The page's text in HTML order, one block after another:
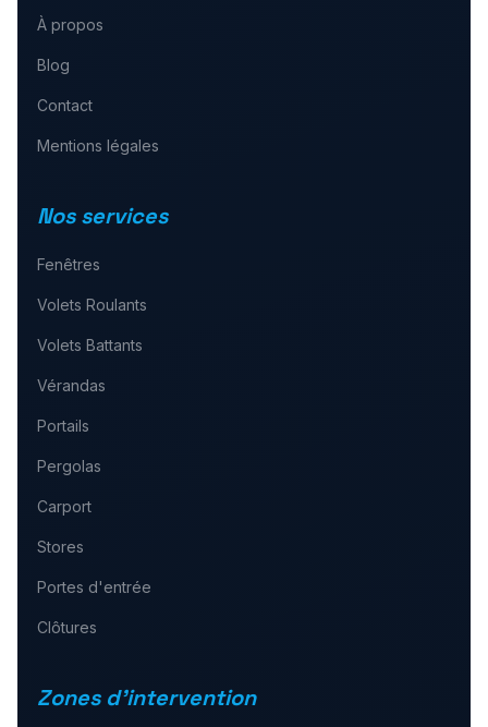
À propos
Blog
Contact
Mentions légales
Nos services
Fenêtres
Volets Roulants
Volets Battants
Vérandas
Portails
Pergolas
Carport
Stores
Portes d'entrée
Clôtures
Zones d'intervention